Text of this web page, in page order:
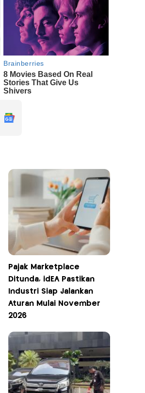
Pajak Marketplace
Ditunda, idEA Pastikan
Industri Siap Jalankan
Aturan Mulai November
2026